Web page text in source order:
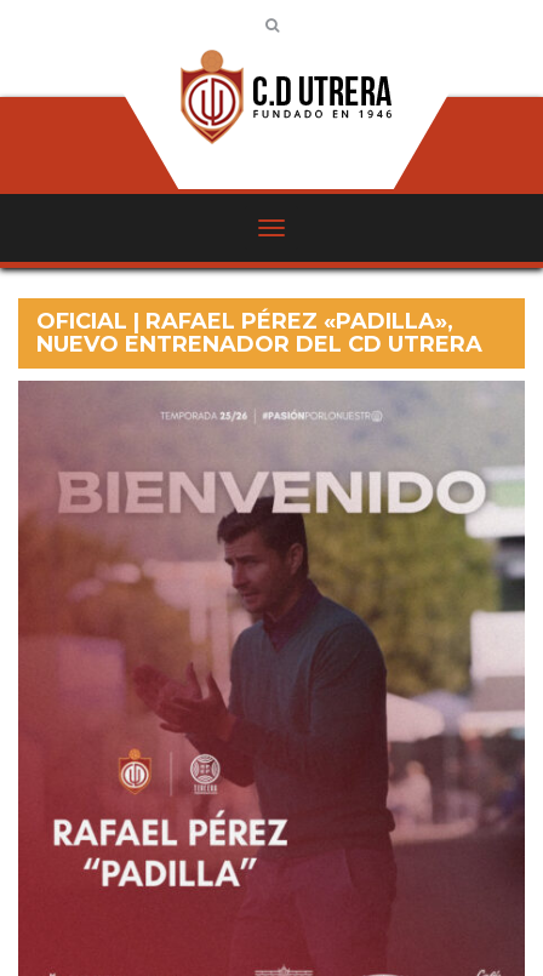
OFICIAL | RAFAEL PÉREZ «PADILLA»,
NUEVO ENTRENADOR DEL CD UTRERA